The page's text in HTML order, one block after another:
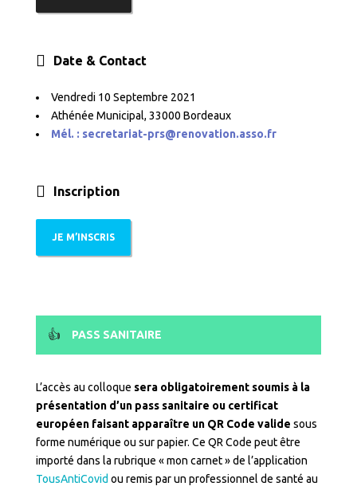
Date & Contact
Vendredi 10 Septembre 2021
Athénée Municipal, 33000 Bordeaux
Mél. : secretariat-prs@renovation.asso.fr
Inscription
JE M’INSCRIS
PASS SANITAIRE
L’accès au colloque sera obligatoirement soumis à la
présentation d’un pass sanitaire ou certificat
européen faisant apparaître un QR Code valide sous
forme numérique ou sur papier. Ce QR Code peut être
importé dans la rubrique « mon carnet » de l’application
TousAntiCovid ou remis par un professionnel de santé au